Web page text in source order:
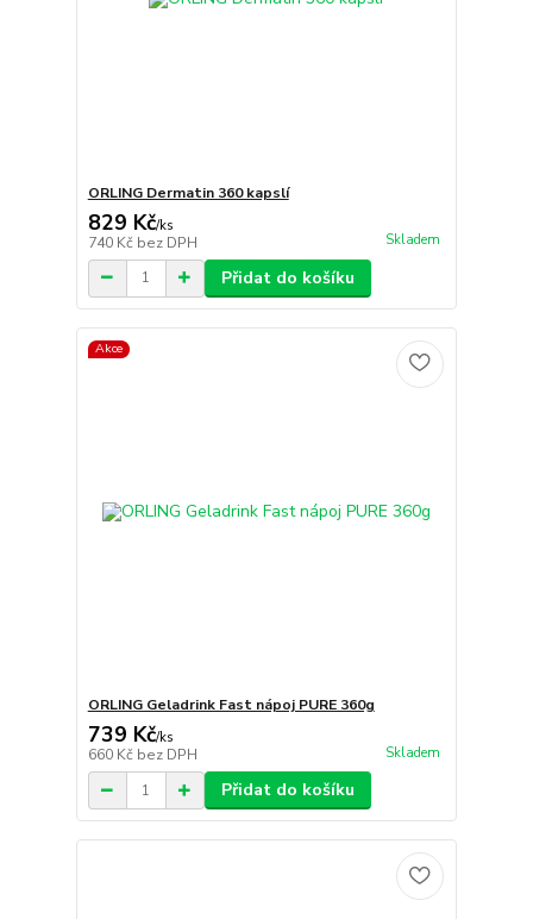
ORLING Dermatin 360 kapslí
829 Kč/ks
740 Kč bez DPH Skladem
Přidat do košíku
Akce
ORLING Geladrink Fast nápoj PURE 360g
739 Kč/ks
660 Kč bez DPH Skladem
Přidat do košíku